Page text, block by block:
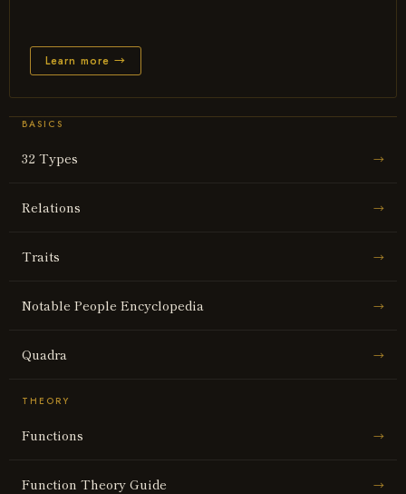
Learn more →
BASICS
32 Types →
Relations →
Traits →
Notable People Encyclopedia →
Quadra →
THEORY
Functions →
Function Theory Guide →